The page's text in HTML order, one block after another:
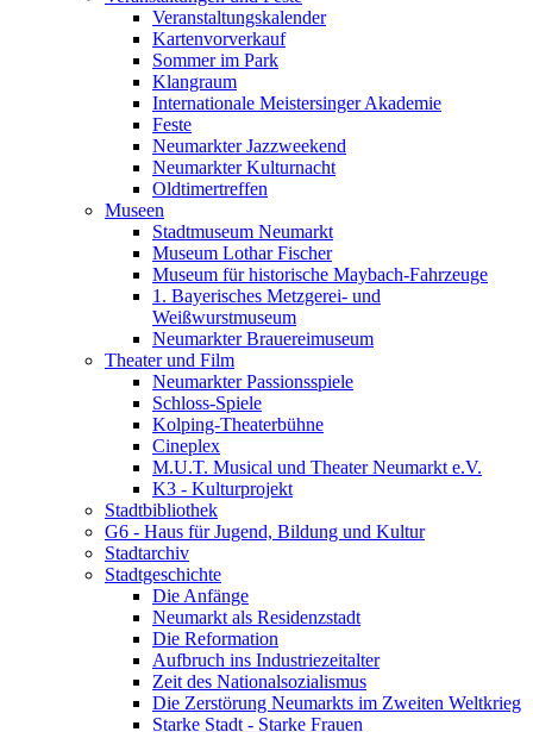
Veranstaltungskalender
Kartenvorverkauf
Sommer im Park
Klangraum
Internationale Meistersinger Akademie
Feste
Neumarkter Jazzweekend
Neumarkter Kulturnacht
Oldtimertreffen
Museen
Stadtmuseum Neumarkt
Museum Lothar Fischer
Museum für historische Maybach-Fahrzeuge
1. Bayerisches Metzgerei- und
Weißwurstmuseum
Neumarkter Brauereimuseum
Theater und Film
Neumarkter Passionsspiele
Schloss-Spiele
Kolping-Theaterbühne
Cineplex
M.U.T. Musical und Theater Neumarkt e.V.
K3 - Kulturprojekt
Stadtbibliothek
G6 - Haus für Jugend, Bildung und Kultur
Stadtarchiv
Stadtgeschichte
Die Anfänge
Neumarkt als Residenzstadt
Die Reformation
Aufbruch ins Industriezeitalter
Zeit des Nationalsozialismus
Die Zerstörung Neumarkts im Zweiten Weltkrieg
Starke Stadt - Starke Frauen